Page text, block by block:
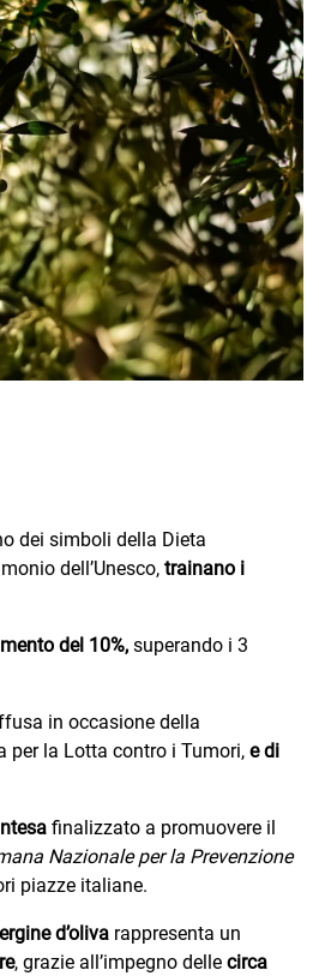
dei simboli della Dieta
dell’Unesco, trainano i
del 10%, superando i 3
in occasione della
per la Lotta contro i Tumori, e di
finalizzato a promuovere il
Nazionale per la Prevenzione
piazze italiane.
d’oliva rappresenta un
, grazie all’impegno delle circa
THE KOLORS
Partenope
RADIO SUBASIO +
MALIKA AYANE
(Siamo Tutti) Animali
Notturni (Feat. Dov'è Liana)
RADIO SUBASIO DISCO CLUB
LA RAFFICA
PLAYLIST NOVITÀ
STEFANO PITASI
NINO D'ANGELO
LA COSTIERA AMALFITANA